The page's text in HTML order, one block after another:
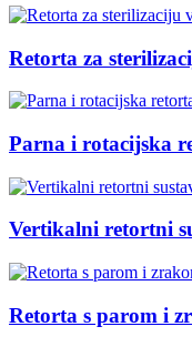
Retorta za
Parna i rotacijska
Vertikalni retortni
Retorta s parom i